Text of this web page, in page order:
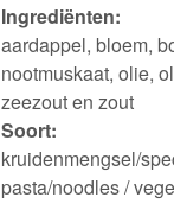
Ingrediënten:
aardappel, bloem,
nootmuskaat, olie,
zeezout en zout
Soort:
kruidenmengsel/
pasta/noodles /